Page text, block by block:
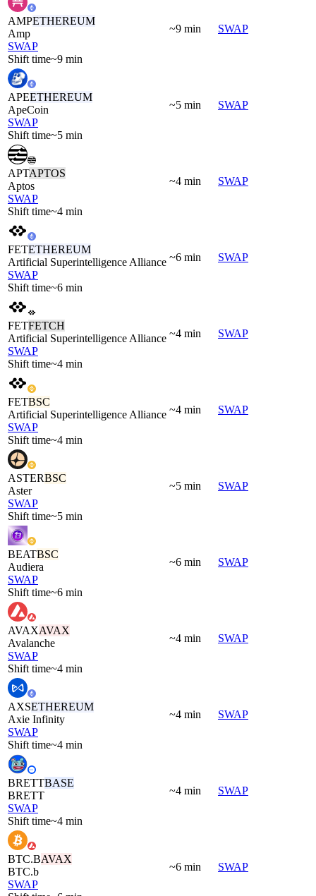
AMPETHEREUM
Amp
SWAP
Shift time~9 min
~9 min SWAP
APEETHEREUM
ApeCoin
SWAP
Shift time~5 min
~5 min SWAP
APTAPTOS
Aptos
SWAP
Shift time~4 min
~4 min SWAP
FETETHEREUM
Artificial Superintelligence Alliance
SWAP
Shift time~6 min
~6 min SWAP
FETFETCH
Artificial Superintelligence Alliance
SWAP
Shift time~4 min
~4 min SWAP
FETBSC
Artificial Superintelligence Alliance
SWAP
Shift time~4 min
~4 min SWAP
ASTERBSC
Aster
SWAP
Shift time~5 min
~5 min SWAP
BEATBSC
Audiera
SWAP
Shift time~6 min
~6 min SWAP
AVAXAVAX
Avalanche
SWAP
Shift time~4 min
~4 min SWAP
AXSETHEREUM
Axie Infinity
SWAP
Shift time~4 min
~4 min SWAP
BRETTBASE
BRETT
SWAP
Shift time~4 min
~4 min SWAP
BTC.BAVAX
BTC.b
SWAP
~6 min SWAP